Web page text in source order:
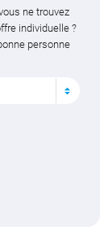
ne trouvez
individuelle ?
personne